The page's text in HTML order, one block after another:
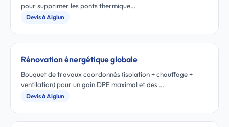
pour supprimer les ponts thermique…
Devis à Aiglun
Rénovation énergétique globale
Bouquet de travaux coordonnés (isolation + chauffage +
ventilation) pour un gain DPE maximal et des …
Devis à Aiglun